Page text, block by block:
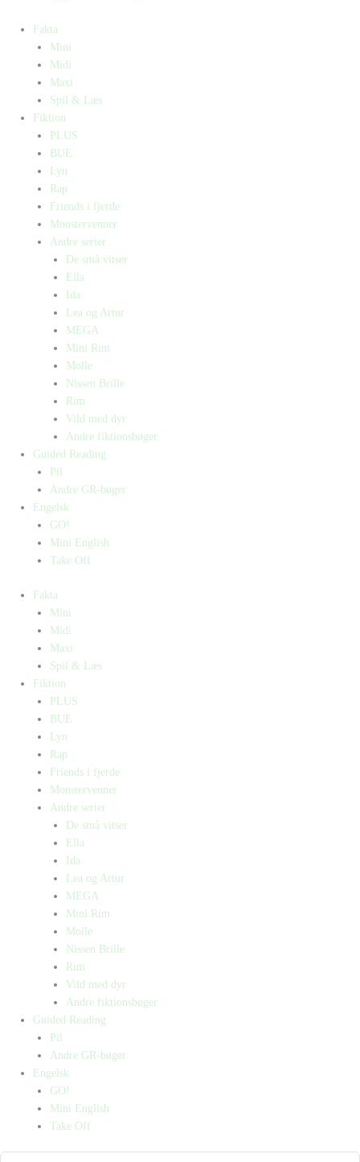
Fakta
Mini
Midi
Maxi
Spil & Læs
Fiktion
PLUS
BUE
Lyn
Rap
Friends i fjerde
Monstervenner
Andre serier
De små vitser
Ella
Ida
Lea og Artur
MEGA
Mini Rim
Molle
Nissen Brille
Rim
Vild med dyr
Andre fiktionsbøger
Guided Reading
Pil
Andre GR-bøger
Engelsk
GO!
Mini English
Take Off
Fakta
Mini
Midi
Maxi
Spil & Læs
Fiktion
PLUS
BUE
Lyn
Rap
Friends i fjerde
Monstervenner
Andre serier
De små vitser
Ella
Ida
Lea og Artur
MEGA
Mini Rim
Molle
Nissen Brille
Rim
Vild med dyr
Andre fiktionsbøger
Guided Reading
Pil
Andre GR-bøger
Engelsk
GO!
Mini English
Take Off